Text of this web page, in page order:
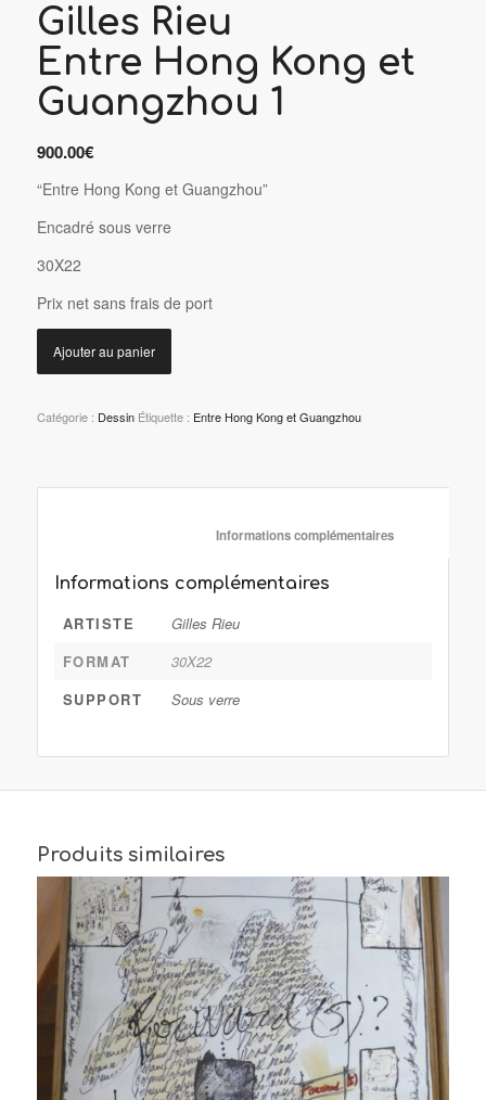
Gilles Rieu
Entre Hong Kong et
Guangzhou 1
900.00€
“Entre Hong Kong et Guangzhou”
Encadré sous verre
30X22
Prix net sans frais de port
Ajouter au panier
Catégorie : Dessin Étiquette : Entre Hong Kong et Guangzhou
Informations
Informations complémentaires
ARTISTE
Gilles Rieu
FORMAT
30X22
SUPPORT
Sous verre
Produits similaires